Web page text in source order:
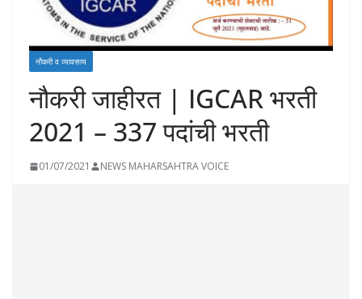
नौकरी व व्यावसाय
नौकरी जाहीरत | IGCAR भरती
2021 – 337 पदांची भरती
01/07/2021 NEWS MAHARSAHTRA VOICE